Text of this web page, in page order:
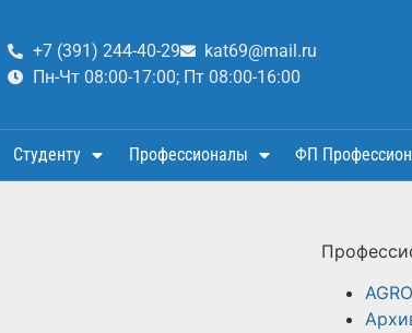
+7 (391) 244-40-29
kat69@mail.ru
Пн-Чт 08:00-17:00; Пт 08:00-16:00
Студенту Профессионалы ФП